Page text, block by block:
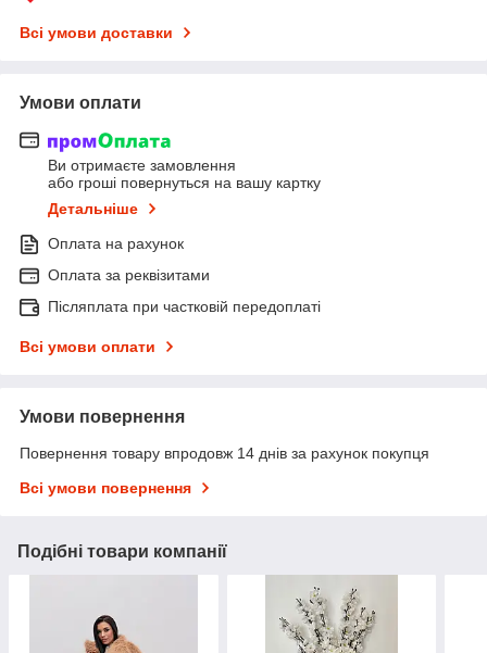
Всі умови доставки
Умови оплати
Ви отримаєте замовлення
або гроші повернуться на вашу картку
Детальніше
Оплата на рахунок
Оплата за реквізитами
Післяплата при частковій передоплаті
Всі умови оплати
Умови повернення
Повернення товару впродовж 14 днів за рахунок покупця
Всі умови повернення
Подібні товари компанії